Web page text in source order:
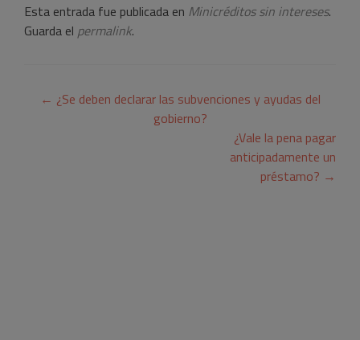
Esta entrada fue publicada en Minicréditos sin intereses.
Guarda el permalink.
Navegación
← ¿Se deben declarar las subvenciones y ayudas del
gobierno?
¿Vale la pena pagar
anticipadamente un
préstamo? →